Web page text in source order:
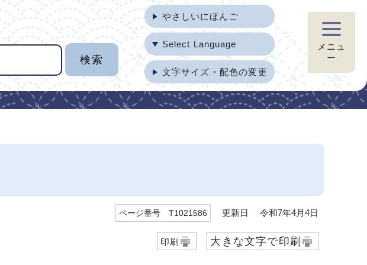
やさしいにほんご
Select Language
文字サイズ・配色の変更
メニュ
ー
ページ番号 T1021586 更新日 令和7年4月4日
印刷 大きな文字で印刷